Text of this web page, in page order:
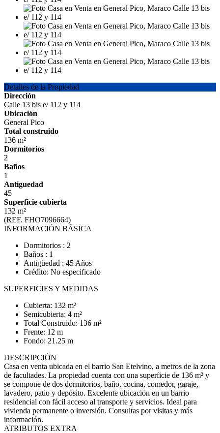
Detalles de la Propiedad
Dirección
Calle 13 bis e/ 112 y 114
Ubicación
General Pico
Total construido
136 m²
Dormitorios
2
Baños
1
Antiguedad
45
Superficie cubierta
132 m²
(REF. FHO7096664)
INFORMACIÓN BÁSICA
Dormitorios : 2
Baños : 1
Antigüedad : 45 Años
Crédito: No especificado
SUPERFICIES Y MEDIDAS
Cubierta: 132 m²
Semicubierta: 4 m²
Total Construido: 136 m²
Frente: 12 m
Fondo: 21.25 m
DESCRIPCIÓN
Casa en venta ubicada en el barrio San Etelvino, a metros de la zona
de facultades. La propiedad cuenta con una superficie de 136 m² y
se compone de dos dormitorios, baño, cocina, comedor, garaje,
lavadero, patio y depósito. Excelente ubicación en un barrio
residencial con fácil acceso al transporte y servicios. Ideal para
vivienda permanente o inversión. Consultas por visitas y más
información.
ATRIBUTOS EXTRA